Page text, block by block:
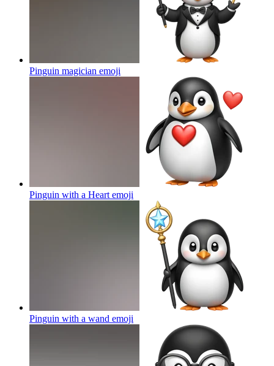
Pinguin magician emoji
Pinguin with a Heart emoji
Pinguin with a wand emoji